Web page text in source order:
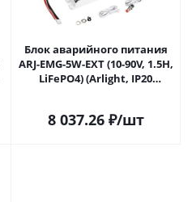
Блок аварийного питания
ARJ-EMG-5W-EXT (10-90V, 1.5H,
LiFePO4) (Arlight, IP20
8 037.26₽/шт